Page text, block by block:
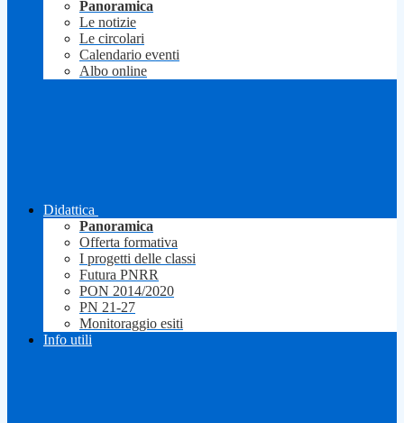
Panoramica
Le notizie
Le circolari
Calendario eventi
Albo online
Didattica
Panoramica
Offerta formativa
I progetti delle classi
Futura PNRR
PON 2014/2020
PN 21-27
Monitoraggio esiti
Info utili